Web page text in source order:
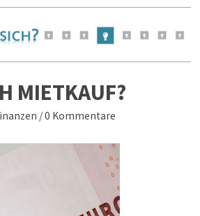
MIETKAUF?
/0 Kommentare